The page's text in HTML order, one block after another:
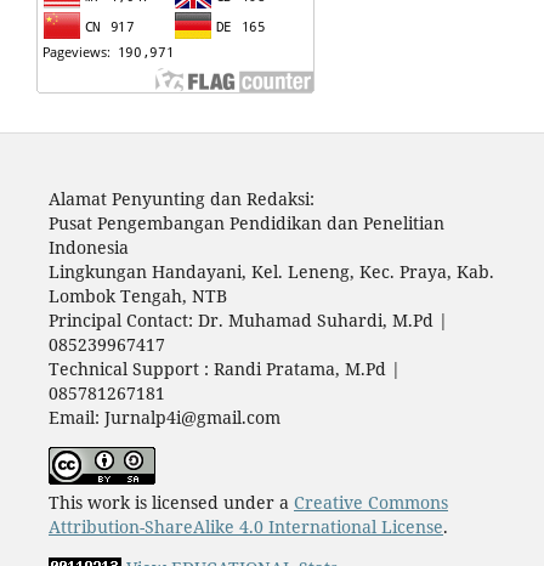
Alamat Penyunting dan Redaksi:
Pusat Pengembangan Pendidikan dan Penelitian
Indonesia
Lingkungan Handayani, Kel. Leneng, Kec. Praya, Kab.
Lombok Tengah, NTB
Principal Contact: Dr. Muhamad Suhardi, M.Pd |
085239967417
Technical Support : Randi Pratama, M.Pd |
085781267181
Email: Jurnalp4i@gmail.com
This work is licensed under a Creative Commons
Attribution-ShareAlike 4.0 International License.